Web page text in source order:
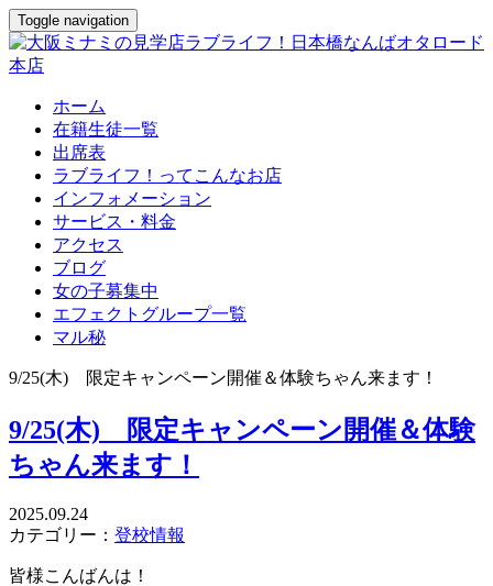
Toggle navigation
ホーム
在籍生徒一覧
出席表
ラブライフ！ってこんなお店
インフォメーション
サービス・料金
アクセス
ブログ
女の子募集中
エフェクトグループ一覧
マル秘
9/25(木) 限定キャンペーン開催＆体験ちゃん来ます！
9/25(木) 限定キャンペーン開催＆体験
ちゃん来ます！
2025.09.24
カテゴリー： 登校情報
皆様こんばんは！